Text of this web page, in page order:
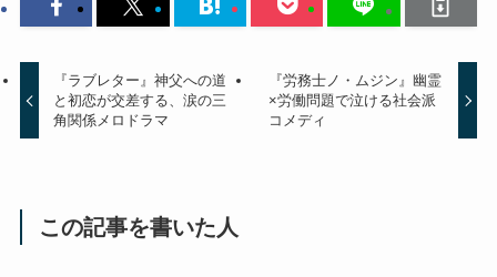
『ラブレター』神父への道
と初恋が交差する、涙の三
角関係メロドラマ
『労務士ノ・ムジン』幽霊
×労働問題で泣ける社会派
コメディ
この記事を書いた人